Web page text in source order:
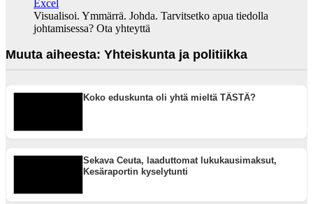
Visualisoi. Ymmärrä. Johda. Tarvitsetko apua tiedolla
johtamisessa? Ota yhteyttä
Muuta aiheesta: Yhteiskunta ja politiikka
Koko eduskunta oli yhtä mieltä TÄSTÄ?
Sekava Ceuta, laaduttomat lukukausimaksut,
Kesäraportin kyselytunti